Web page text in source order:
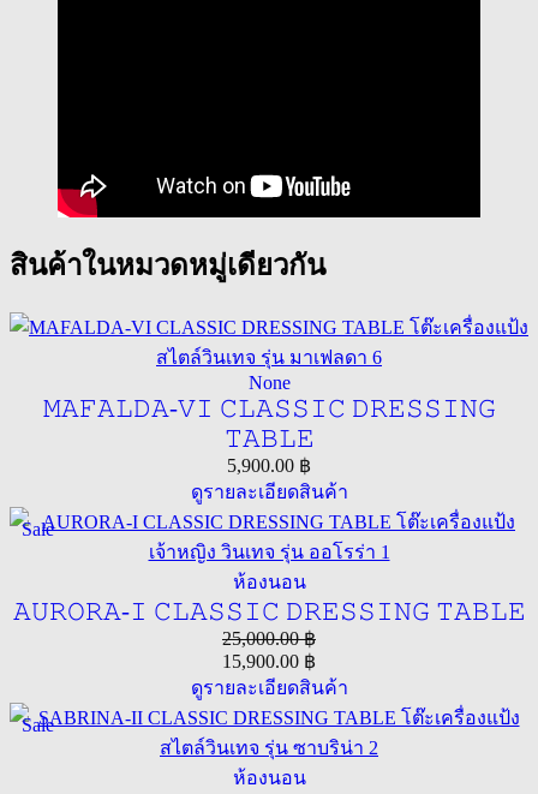
สินค้าในหมวดหมู่เดียวกัน
None
𝙼𝙰𝙵𝙰𝙻𝙳𝙰-𝚅𝙸 𝙲𝙻𝙰𝚂𝚂𝙸𝙲 𝙳𝚁𝙴𝚂𝚂𝙸𝙽𝙶
𝚃𝙰𝙱𝙻𝙴
5,900.00 ฿
ดูรายละเอียดสินค้า
Sale
ห้องนอน
𝙰𝚄𝚁𝙾𝚁𝙰-𝙸 𝙲𝙻𝙰𝚂𝚂𝙸𝙲 𝙳𝚁𝙴𝚂𝚂𝙸𝙽𝙶 𝚃𝙰𝙱𝙻𝙴
25,000.00฿
15,900.00 ฿
ดูรายละเอียดสินค้า
Sale
ห้องนอน